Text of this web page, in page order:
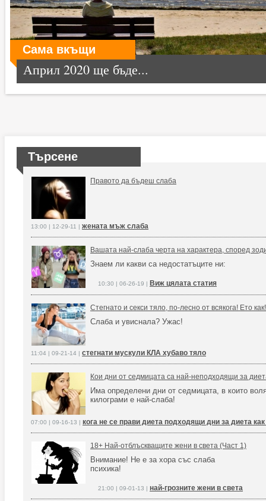
Сама вкъщи
Април 2020 ще бъде...
Търсене
Правото да бъдеш слаба
13:00 | 12-29-11 | жената мъж слаба
Вашата най-слаба черта на характера, според
Знаем ли какви са недостатъците ни:
10:30 | 06-26-19 | Виж цялата статия
Стегнато и секси тяло, по-лесно от всякога! Ето как!
Слаба и увиснала? Ужас!
11:04 | 09-21-14 | стегнати мускули КЛА хубаво тяло
Кои дни от седмицата са най-неподходящи за
Има определени дни от седмицата, в които
килограми е най-слаба!
07:00 | 09-16-13 | кога не се прави диета подходящи дни за диета
18+ Най-отблъскващите жени в света (Част 1)
Внимание! Не е за хора със слаба
психика!
21:00 | 09-01-13 | най-грозните жени в света